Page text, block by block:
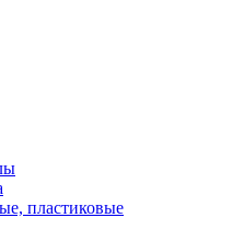
пластиковые